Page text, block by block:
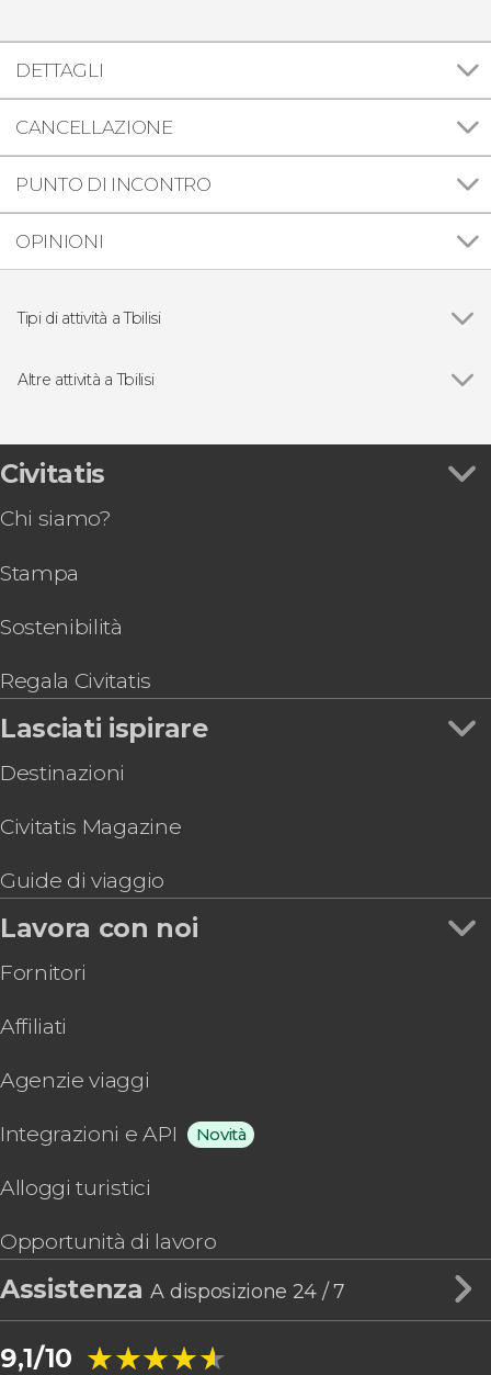
DETTAGLI
CANCELLAZIONE
PUNTO DI INCONTRO
OPINIONI
Tipi di attività a Tbilisi
Visite guidate e free tour
Altre attività a Tbilisi
Corso di cucina georgiana
Autobus turistico di Tbilisi
Autobus e battello turistico di Tbilisi + Mtskheta
Tour privato della Tbilisi alternativa
Civitatis
Chi siamo?
Stampa
Sostenibilità
Regala Civitatis
Lasciati ispirare
Destinazioni
Civitatis Magazine
Guide di viaggio
Lavora con noi
Fornitori
Affiliati
Agenzie viaggi
Integrazioni e API Novità
Alloggi turistici
Opportunità di lavoro
AssistenzaA disposizione 24 / 7
9,1/10 ★★★★★
★★★★★